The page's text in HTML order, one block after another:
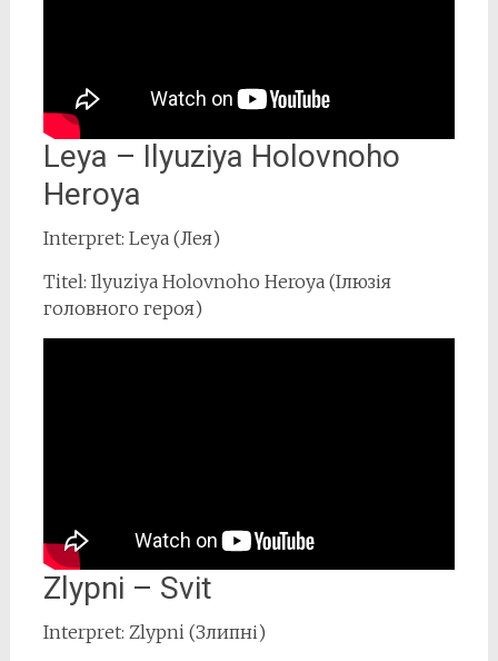
Leya – Ilyuziya Holovnoho
Heroya
Interpret: Leya (Лея)
Titel: Ilyuziya Holovnoho Heroya (Ілюзія
головного героя)
Zlypni – Svit
Interpret: Zlypni (Злипні)